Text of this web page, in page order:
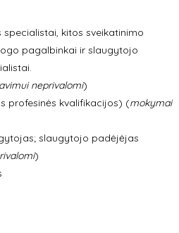
kitos sveikatinimo
pagalbinkai ir slaugytojo
neprivalomi)
profesinės kvalifikacijos) (mokymai
slaugytojo padėjėjas
)